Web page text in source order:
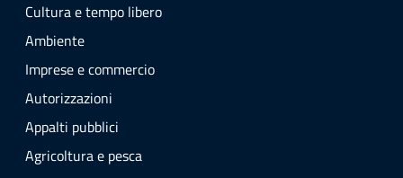
Cultura e tempo libero
Ambiente
Imprese e commercio
Autorizzazioni
Appalti pubblici
Agricoltura e pesca